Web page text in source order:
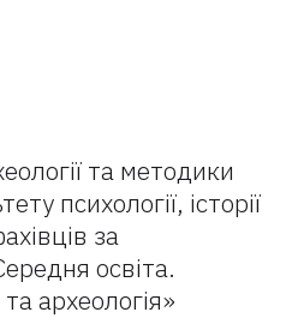
та методики
психології, історії
за
освіта.
та археологія»